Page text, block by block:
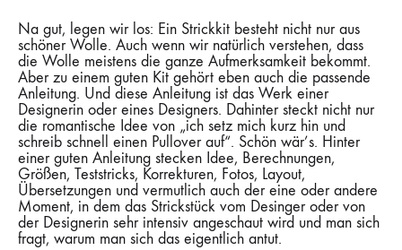
Na gut, legen wir los: Ein Strickkit besteht nicht nur aus
schöner Wolle. Auch wenn wir natürlich verstehen, dass
die Wolle meistens die ganze Aufmerksamkeit bekommt.
Aber zu einem guten Kit gehört eben auch die passende
Anleitung. Und diese Anleitung ist das Werk einer
Designerin oder eines Designers. Dahinter steckt nicht nur
die romantische Idee von „ich setz mich kurz hin und
schreib schnell einen Pullover auf“. Schön wär’s. Hinter
einer guten Anleitung stecken Idee, Berechnungen,
Größen, Teststricks, Korrekturen, Fotos, Layout,
Übersetzungen und vermutlich auch der eine oder andere
Moment, in dem das Strickstück vom Desinger oder von
der Designerin sehr intensiv angeschaut wird und man sich
fragt, warum man sich das eigentlich antut.